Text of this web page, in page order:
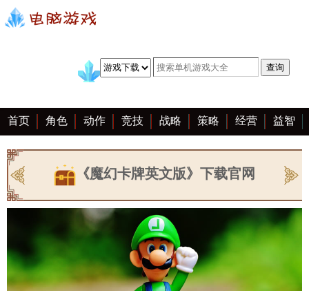
首页 角色 动作 竞技 战略 策略 经营 益智
冒险 棋牌 赛车 手游 恋爱 客户端 大全
《魔幻卡牌英文版》下载官网